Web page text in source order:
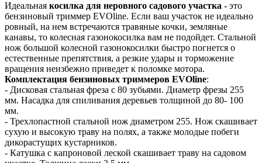
Идеальная косилка для неровного садового участка - это
бензиновый триммер EVOline. Если ваш участок не идеально
ровный, на нем встречаются травяные кочки, земляные
канавы, то колесная газонокосилка вам не подойдет. Стальной
нож большой колесной газонокосилки быстро погнется о
естественные препятствия, а резкие удары и торможение
вращения неизбежно приведет к поломке мотора.
Комплектация бензиновых триммеров EVOline:
- Дисковая стальная фреза с 80 зубьями. Диаметр фрезы 255
мм. Насадка для спиливания деревьев толщиной до 80- 100
мм.
- Трехлопастной стальной нож диаметром 255. Нож скашивает
сухую и высокую траву на полях, а также молодые побеги
дикорастущих кустарников.
- Катушка с капроновой леской скашивает траву на садовом